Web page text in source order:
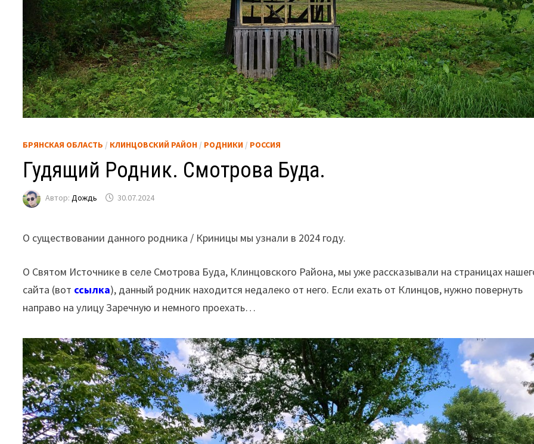
БРЯНСКАЯ ОБЛАСТЬ / КЛИНЦОВСКИЙ РАЙОН / РОДНИКИ / РОССИЯ
Гудящий Родник. Смотрова Буда.
Автор:Дождь 30.07.2024
О существовании данного родника / Криницы мы узнали в 2024 году.
О Святом Источнике в селе Смотрова Буда, Клинцовского Района, мы уже рассказывали на страницах
сайта (вот ссылка), данный родник находится недалеко от него. Если ехать от Клинцов, нужно повернуть
направо на улицу Заречную и немного проехать…